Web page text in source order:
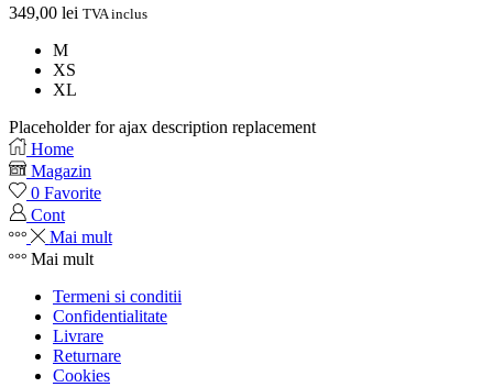
349,00 lei TVA inclus
M
XS
XL
Placeholder for ajax description replacement
Home
Magazin
0 Favorite
Cont
Mai mult
Mai mult
Termeni si conditii
Confidentialitate
Livrare
Returnare
Cookies